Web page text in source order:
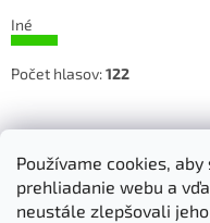
Používame cookies,
prehliadanie webu a
neustále zlepšovali
Iné
Počet hlasov:122